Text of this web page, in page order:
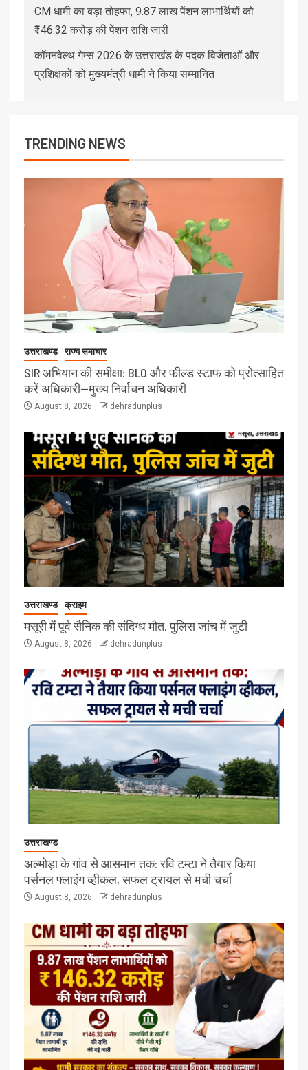
CM धामी का बड़ा तोहफा, 9.87 लाख पेंशन लाभार्थियों को
₹146.32 करोड़ की पेंशन राशि जारी
कॉमनवेल्थ गेम्स 2026 के उत्तराखंड के पदक विजेताओं और
प्रशिक्षकों को मुख्यमंत्री धामी ने किया सम्मानित
TRENDING NEWS
उत्तराखण्ड राज्य समाचार
SIR अभियान की समीक्षा: BLO और फील्ड स्टाफ को प्रोत्साहित
करें अधिकारी—मुख्य निर्वाचन अधिकारी
August 8, 2026 dehradunplus
उत्तराखण्ड क्राइम
मसूरी में पूर्व सैनिक की संदिग्ध मौत, पुलिस जांच में जुटी
August 8, 2026 dehradunplus
उत्तराखण्ड
अल्मोड़ा के गांव से आसमान तक: रवि टम्टा ने तैयार किया
पर्सनल फ्लाइंग व्हीकल, सफल ट्रायल से मची चर्चा
August 8, 2026 dehradunplus